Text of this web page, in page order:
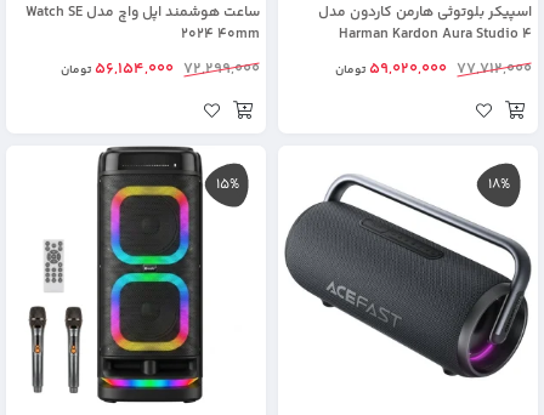
اسپیکر بلوتوثی هارمن کاردون مدل
Harman Kardon Aura Studio 4
77,712,000
59,020,000تومان
ساعت هوشمند اپل واچ مدل Watch SE
2024 40mm
72,299,000
56,154,000تومان
18%
15%